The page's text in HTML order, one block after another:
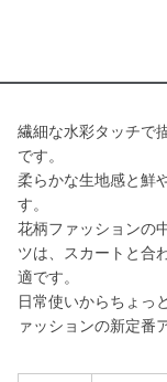
繊細な水彩タッチで
です。
柔らかな生地感と鮮
す。
花柄ファッションの
ツは、スカートと合
適です。
日常使いからちょっ
ァッションの新定番